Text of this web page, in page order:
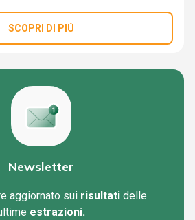
SCOPRI DI PIÚ
Newsletter
aggiornato sui risultati delle
estrazioni.